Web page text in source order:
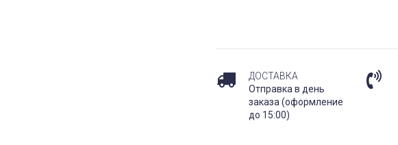
ДОСТАВКА
Отправка в день
заказа (оформление
до 15:00)